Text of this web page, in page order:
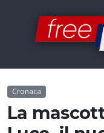
Cronaca
La